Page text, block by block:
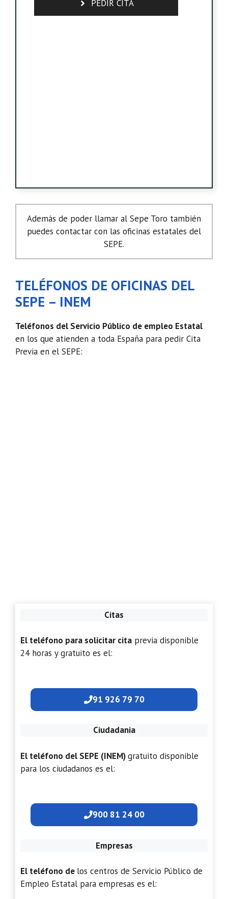
PEDIR CITA
Además de poder llamar al Sepe Toro también
puedes contactar con las oficinas estatales del
SEPE.
TELÉFONOS DE OFICINAS DEL
SEPE – INEM
Teléfonos del Servicio Público de empleo Estatal
en los que atienden a toda España para pedir Cita
Previa en el SEPE:
Citas
El teléfono para solicitar cita previa disponible
24 horas y gratuito es el:
91 926 79 70
Ciudadania
El teléfono del SEPE (INEM)gratuito disponible
para los ciudadanos es el:
900 81 24 00
Empresas
El teléfono de los centros de Servicio Público de
Empleo Estatal para empresas es el: